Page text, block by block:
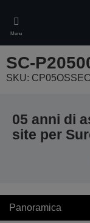
main
content
Menu
SC-
SKU:
05 anni di
site per
Panoramica